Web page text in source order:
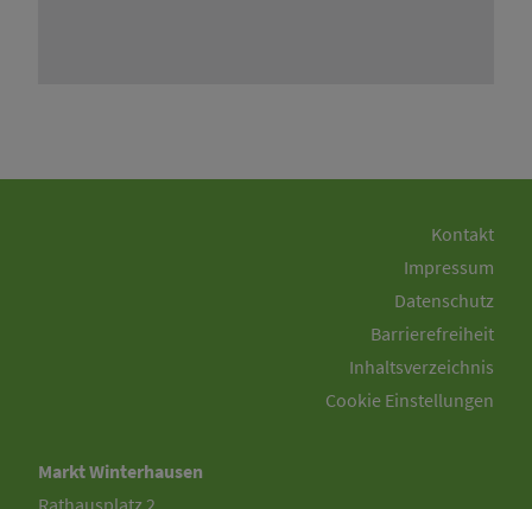
Kontakt
Impressum
Datenschutz
Barrierefreiheit
Inhaltsverzeichnis
Cookie Einstellungen
Markt Winterhausen
Rathausplatz 2